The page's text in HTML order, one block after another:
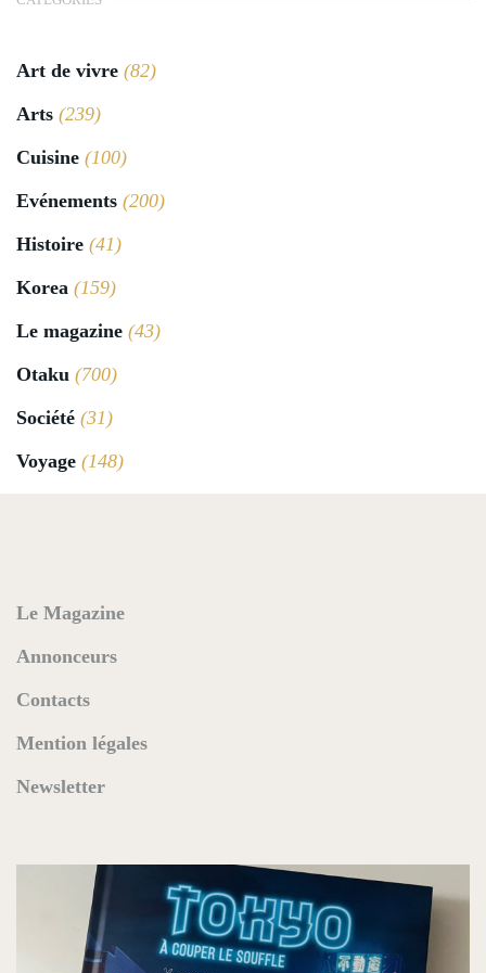
Art de vivre (82)
Arts (239)
Cuisine (100)
Evénements (200)
Histoire (41)
Korea (159)
Le magazine (43)
Otaku (700)
Société (31)
Voyage (148)
Le Magazine
Annonceurs
Contacts
Mention légales
Newsletter